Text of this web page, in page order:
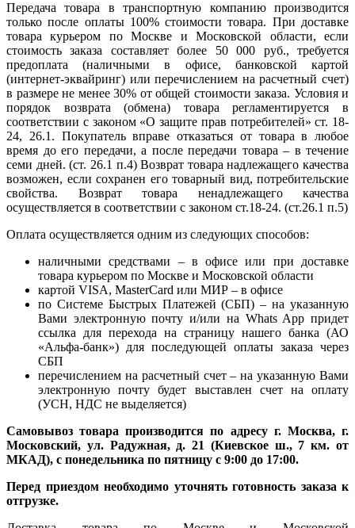
Передача товара в транспортную компанию производится
только после оплаты 100% стоимости товара. При доставке
товара курьером по Москве и Московской области, если
стоимость заказа составляет более 50 000 руб., требуется
предоплата (наличными в офисе, банковской картой
(интернет-эквайринг) или перечислением на расчетный счет)
в размере не менее 30% от общей стоимости заказа. Условия и
порядок возврата (обмена) товара регламентируется в
соответствии с законом «О защите прав потребителей» ст. 18-
24, 26.1. Покупатель вправе отказаться от товара в любое
время до его передачи, а после передачи товара – в течение
семи дней. (ст. 26.1 п.4) Возврат товара надлежащего качества
возможен, если сохранен его товарный вид, потребительские
свойства. Возврат товара ненадлежащего качества
осуществляется в соответствии с законом ст.18-24. (ст.26.1 п.5)
Оплата осуществляется одним из следующих способов:
наличными средствами – в офисе или при доставке
товара курьером по Москве и Московской области
картой VISA, MasterCard или МИР – в офисе
по Системе Быстрых Платежей (СБП) – на указанную
Вами электронную почту и/или на Whats App придет
ссылка для перехода на страницу нашего банка (АО
«Альфа-банк») для последующей оплаты заказа через
СБП
перечислением на расчетный счет – на указанную Вами
электронную почту будет выставлен счет на оплату
(УСН, НДС не выделяется)
Самовывоз товара производится по адресу г. Москва, г.
Московский, ул. Радужная, д. 21 (Киевское ш., 7 км. от
МКАД), с понедельника по пятницу с 9:00 до 17:00.
Перед приездом необходимо уточнять готовность заказа к
отгрузке.